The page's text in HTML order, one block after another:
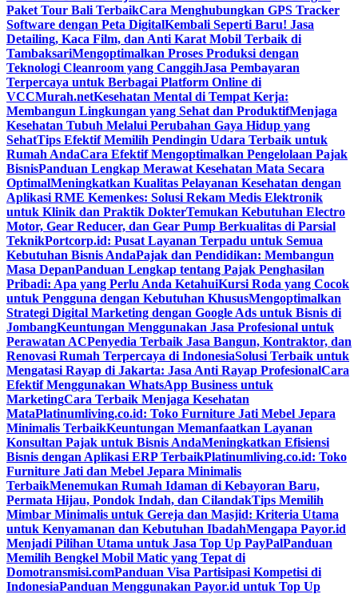
Paket Tour Bali TerbaikCara Menghubungkan GPS Tracker
Software dengan Peta DigitalKembali Seperti Baru! Jasa
Detailing, Kaca Film, dan Anti Karat Mobil Terbaik di
TambaksariMengoptimalkan Proses Produksi dengan
Teknologi Cleanroom yang CanggihJasa Pembayaran
Terpercaya untuk Berbagai Platform Online di
VCCMurah.netKesehatan Mental di Tempat Kerja:
Membangun Lingkungan yang Sehat dan ProduktifMenjaga
Kesehatan Tubuh Melalui Perubahan Gaya Hidup yang
SehatTips Efektif Memilih Pendingin Udara Terbaik untuk
Rumah AndaCara Efektif Mengoptimalkan Pengelolaan Pajak
BisnisPanduan Lengkap Merawat Kesehatan Mata Secara
OptimalMeningkatkan Kualitas Pelayanan Kesehatan dengan
Aplikasi RME Kemenkes: Solusi Rekam Medis Elektronik
untuk Klinik dan Praktik DokterTemukan Kebutuhan Electro
Motor, Gear Reducer, dan Gear Pump Berkualitas di Parsial
TeknikPortcorp.id: Pusat Layanan Terpadu untuk Semua
Kebutuhan Bisnis AndaPajak dan Pendidikan: Membangun
Masa DepanPanduan Lengkap tentang Pajak Penghasilan
Pribadi: Apa yang Perlu Anda KetahuiKursi Roda yang Cocok
untuk Pengguna dengan Kebutuhan KhususMengoptimalkan
Strategi Digital Marketing dengan Google Ads untuk Bisnis di
JombangKeuntungan Menggunakan Jasa Profesional untuk
Perawatan ACPenyedia Terbaik Jasa Bangun, Kontraktor, dan
Renovasi Rumah Terpercaya di IndonesiaSolusi Terbaik untuk
Mengatasi Rayap di Jakarta: Jasa Anti Rayap ProfesionalCara
Efektif Menggunakan WhatsApp Business untuk
MarketingCara Terbaik Menjaga Kesehatan
MataPlatinumliving.co.id: Toko Furniture Jati Mebel Jepara
Minimalis TerbaikKeuntungan Memanfaatkan Layanan
Konsultan Pajak untuk Bisnis AndaMeningkatkan Efisiensi
Bisnis dengan Aplikasi ERP TerbaikPlatinumliving.co.id: Toko
Furniture Jati dan Mebel Jepara Minimalis
TerbaikMenemukan Rumah Idaman di Kebayoran Baru,
Permata Hijau, Pondok Indah, dan CilandakTips Memilih
Mimbar Minimalis untuk Gereja dan Masjid: Kriteria Utama
untuk Kenyamanan dan Kebutuhan IbadahMengapa Payor.id
Menjadi Pilihan Utama untuk Jasa Top Up PayPalPanduan
Memilih Bengkel Mobil Matic yang Tepat di
Domotransmisi.comPanduan Visa Partisipasi Kompetisi di
IndonesiaPanduan Menggunakan Payor.id untuk Top Up